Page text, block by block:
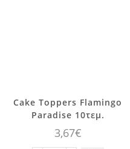
Cake Toppers Flamingo
Paradise 10τεμ.
3,67€